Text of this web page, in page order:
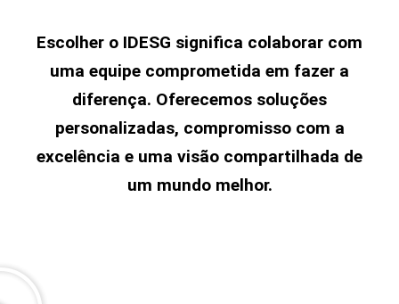
Escolher o IDESG significa colaborar com
uma equipe comprometida em fazer a
diferença. Oferecemos soluções
personalizadas, compromisso com a
excelência e uma visão compartilhada de
um mundo melhor.